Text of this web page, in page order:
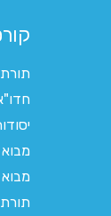
תורת
חדו"א